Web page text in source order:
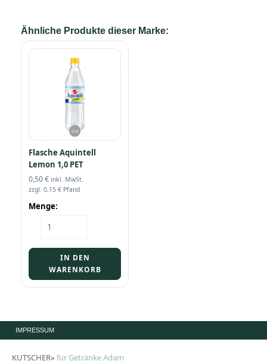
Ähnliche Produkte dieser Marke:
Flasche Aquintell
Lemon 1,0 PET
0,50€ inkl. MwSt.
zzgl. 0,15 € Pfand
Menge:
Flasche
Aquintell
PET
Menge
IN DEN
WARENKORB
IMPRESSUM
KUTSCHER» für Getränke Adam